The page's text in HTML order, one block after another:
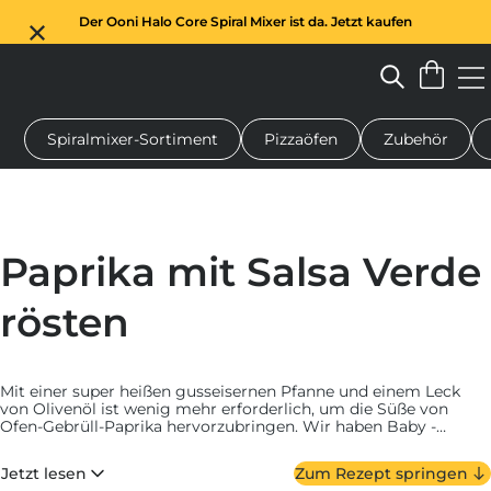
Der Ooni Halo Core Spiral Mixer ist da. Jetzt kaufen
Pizzaofen Teigmischer Geschenke Servierbretter
Spiralmixer-Sortiment Pizzaöfen Zubehör
Paprika mit Salsa Verde
rösten
Mit einer super heißen gusseisernen Pfanne und einem Leck
von Olivenöl ist wenig mehr erforderlich, um die Süße von
Ofen-Gebrüll-Paprika hervorzubringen. Wir haben Baby -
keine Samen entfernen oder das Choping -Brett herausholen.
Fügen Sie sie einfach in Oonis Gusseisen -Brutzler -Pfanne
Jetzt lesen Zum Rezept springen